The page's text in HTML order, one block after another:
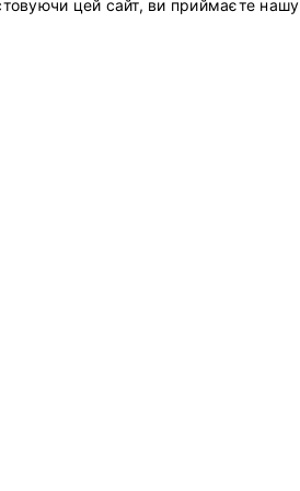
цей сайт, ви приймаєте нашу